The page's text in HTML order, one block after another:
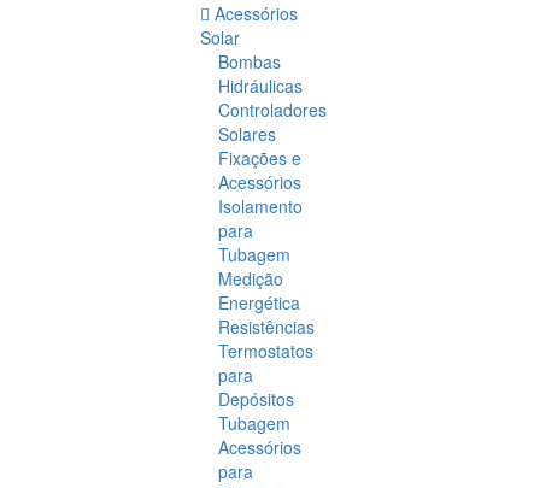
Acessórios
Solar
Bombas
Hidráulicas
Controladores
Solares
Fixações e
Acessórios
Isolamento
para
Tubagem
Medição
Energética
Resistências
Termostatos
para
Depósitos
Tubagem
Acessórios
para